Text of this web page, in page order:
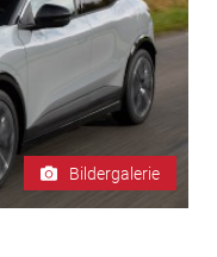
Bildergalerie